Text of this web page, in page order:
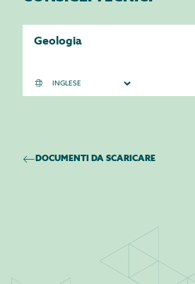
Geologia
DOCUMENTI DA SCARICARE